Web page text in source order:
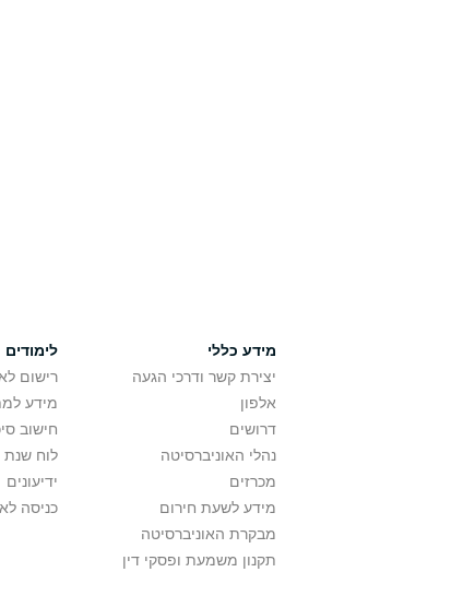
מידע כללי
יצירת קשר ודרכי הגעה
אלפון
דרושים
נהלי האוניברסיטה
מכרזים
מידע לשעת חירום
מבקרת האוניברסיטה
תקנון משמעת ופסקי דין
לימודים
רישום
מידע
חישוב
לוח שנת
ידיעונים
כניסה